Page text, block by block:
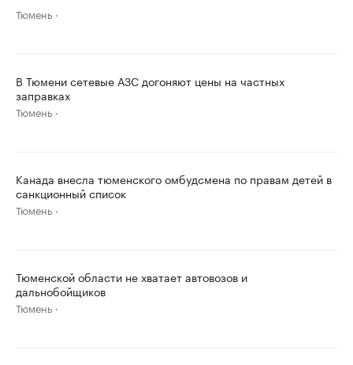
Тюмень
В Тюмени сетевые АЗС догоняют цены на частных
заправках
Тюмень
Канада внесла тюменского омбудсмена по правам детей в
санкционный список
Тюмень
Тюменской области не хватает автовозов и
дальнобойщиков
Тюмень